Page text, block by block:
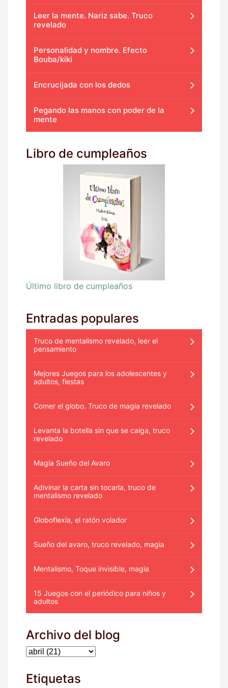
Leer la mente. Nariz sabe. Truco
revelado
Personalidad y nombre. Efecto
Bouba/kiki
Encrucijada con los dedos
Pegando las manos con poder de la
mente
Libro de cumpleaños
Último libro de cumpleaños
Entradas populares
Truco de mentalismo revelado, leer el
pensamiento
Mejores Juegos para los adolescentes y
adultos, fiestas
Comer el globo. Truco de magia revelado
Levanta la botella sin que se caiga, truco
revelado
Magia Sueño del Avaro
Adivinar la carta sin tocarla, truco de
mentalismo revelado
Globoflexía, el ratón volador
Sueño del avaro, truco revelado, magia
Mentalismo, Toque invisible, magia
15 Juegos con el periódico para niños y
adultos
Archivo del blog
Etiquetas